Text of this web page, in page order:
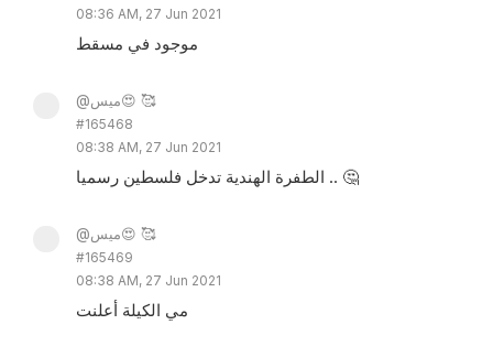
08:36 AM, 27 Jun 2021
موجود في مسقط
@ميس😍 🥰
#165468
08:38 AM, 27 Jun 2021
الطفرة الهندية تدخل فلسطين رسميا .. 🤔
@ميس😍 🥰
#165469
08:38 AM, 27 Jun 2021
مي الكيلة أعلنت